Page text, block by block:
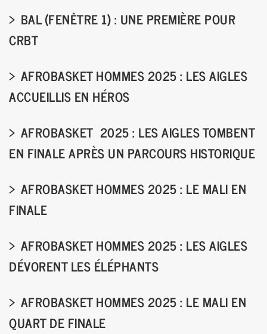
BAL (FENÊTRE 1) : UNE PREMIÈRE POUR
CRBT
AFROBASKET HOMMES 2025 : LES AIGLES
ACCUEILLIS EN HÉROS
AFROBASKET 2025 : LES AIGLES TOMBENT
EN FINALE APRÈS UN PARCOURS HISTORIQUE
AFROBASKET HOMMES 2025 : LE MALI EN
FINALE
AFROBASKET HOMMES 2025 : LES AIGLES
DÉVORENT LES ÉLÉPHANTS
AFROBASKET HOMMES 2025 : LE MALI EN
QUART DE FINALE